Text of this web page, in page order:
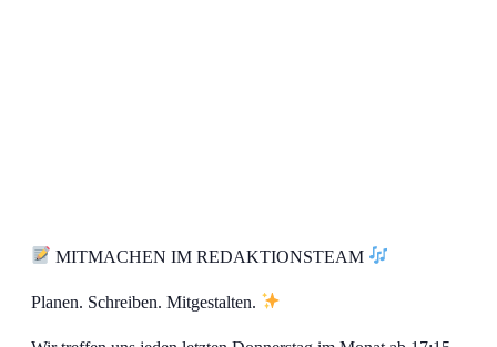
MITMACHEN IM REDAKTIONSTEAM
Planen. Schreiben. Mitgestalten.